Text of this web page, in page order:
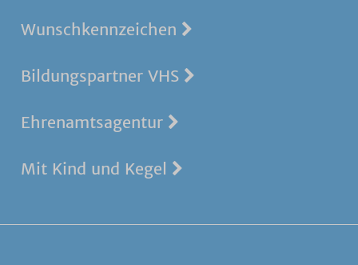
Wunschkennzeichen
Bildungspartner VHS
Ehrenamtsagentur
Mit Kind und Kegel